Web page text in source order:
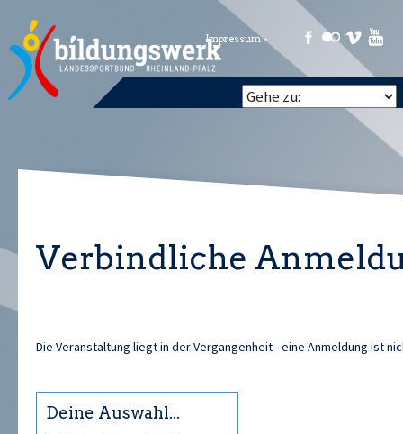
Impressum »
Verbindliche
Die Veranstaltung liegt in der Vergangenheit - eine Anmeldung ist
Deine Auswahl...